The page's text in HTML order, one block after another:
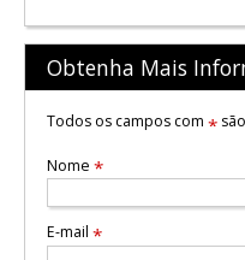
Obtenha Mais
Todos os campos com *
Nome *
E-mail *